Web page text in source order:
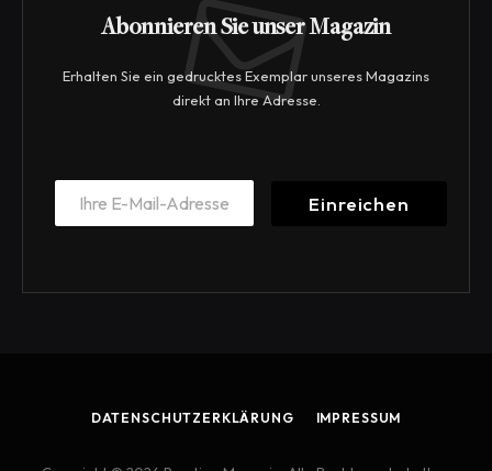
Abonnieren Sie unser Magazin
Erhalten Sie ein gedrucktes Exemplar unseres Magazins
direkt an Ihre Adresse.
m
l
E
a
*
Einreichen
DATENSCHUTZERKLÄRUNG IMPRESSUM